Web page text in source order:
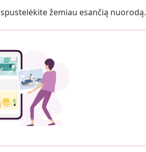
žemiau esančią nuorodą.